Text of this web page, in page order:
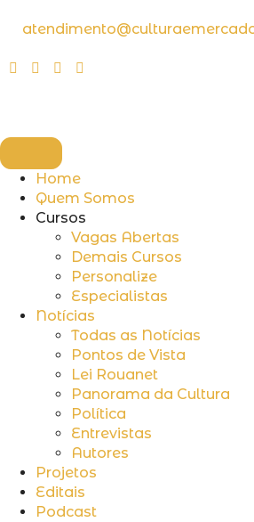
Home
Quem Somos
Cursos
Vagas Abertas
Demais Cursos
Personalize
Especialistas
Notícias
Todas as Notícias
Pontos de Vista
Lei Rouanet
Panorama da Cultura
Política
Entrevistas
Autores
Projetos
Editais
Podcast